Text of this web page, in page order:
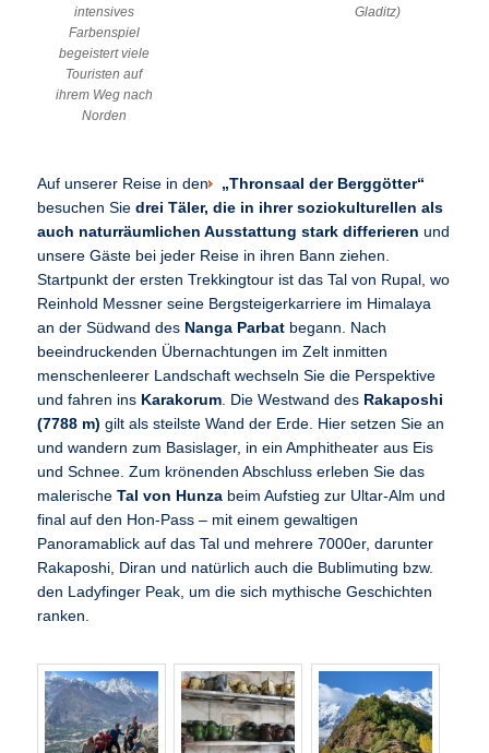
intensives
Farbenspiel
begeistert viele
Touristen auf
ihrem Weg nach
Norden
Gladitz)
Auf unserer Reise in den
„Thronsaal der Berggötter“
besuchen Sie drei Täler, die in ihrer soziokulturellen als
auch naturräumlichen Ausstattung stark differieren und
unsere Gäste bei jeder Reise in ihren Bann ziehen.
Startpunkt der ersten Trekkingtour ist das Tal von Rupal, wo
Reinhold Messner seine Bergsteigerkarriere im Himalaya
an der Südwand des Nanga Parbat begann. Nach
beeindruckenden Übernachtungen im Zelt inmitten
menschenleerer Landschaft wechseln Sie die Perspektive
und fahren ins Karakorum . Die Westwand des Rakaposhi
(7788 m) gilt als steilste Wand der Erde. Hier setzen Sie an
und wandern zum Basislager, in ein Amphitheater aus Eis
und Schnee. Zum krönenden Abschluss erleben Sie das
malerische Tal von Hunza beim Aufstieg zur Ultar-Alm und
final auf den Hon-Pass – mit einem gewaltigen
Panoramablick auf das Tal und mehrere 7000er, darunter
Rakaposhi, Diran und natürlich auch die Bublimuting bzw.
den Ladyfinger Peak, um die sich mythische Geschichten
ranken.